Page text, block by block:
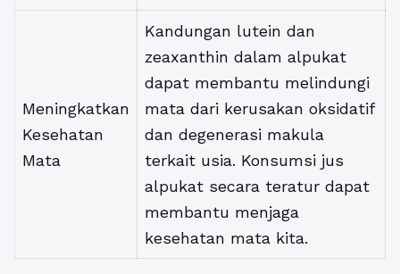
Meningkatkan
Kesehatan
Mata
Kandungan lutein dan
zeaxanthin dalam alpukat
dapat membantu melindungi
mata dari kerusakan oksidatif
dan degenerasi makula
terkait usia. Konsumsi jus
alpukat secara teratur dapat
membantu menjaga
kesehatan mata kita.